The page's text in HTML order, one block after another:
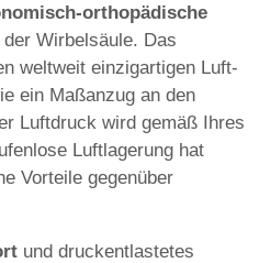
orthopädische
Wirbelsäule. Das
weltweit einzigartigen Luft-
ein Maßanzug an den
Luftdruck wird gemäß Ihres
Luftlagerung hat
Vorteile gegenüber
und druckentlastetes